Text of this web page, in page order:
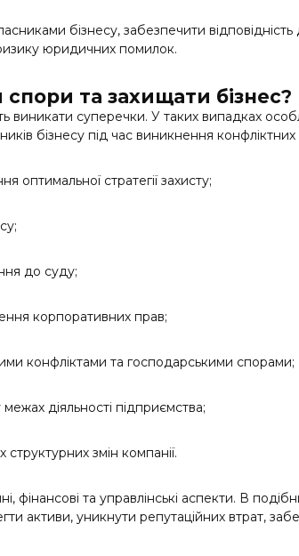
бізнесу, забезпечити
юридичних помилок.
та захищати бізнес?
виникати суперечки. У таких випадках
бізнесу під час виникнення
оптимальної стратегії захисту;
до суду;
корпоративних прав;
конфліктами та господарськими спорами;
діяльності підприємства;
змін компанії.
та управлінські аспекти. В
активи, уникнути репутаційних втрат,